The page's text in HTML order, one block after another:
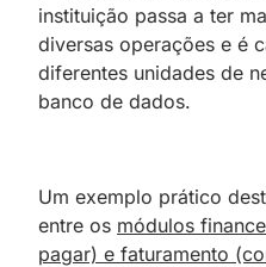
instituição passa a ter
diversas operações e é
diferentes unidades de
banco de dados.
Um exemplo prático
entre os módulos
pagar) e faturamento